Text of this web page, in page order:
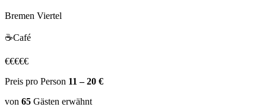
Bremen Viertel
☕Café
€€€€€
Preis pro Person 11 – 20 €
von 65 Gästen erwähnt